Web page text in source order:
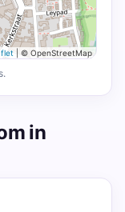
© OpenStreetMap
in